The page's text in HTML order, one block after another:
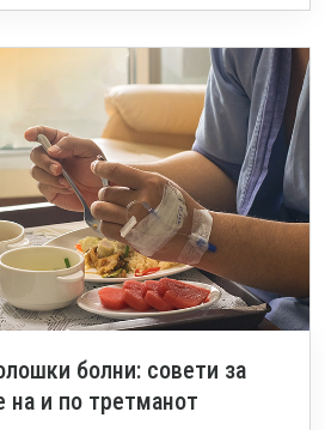
болни: совети за
на и по третманот